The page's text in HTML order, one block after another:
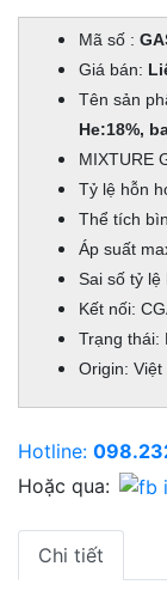
Mã số :
Giá bán:
Tên sản
He:18%,
MIXTURE
Tỷ lệ hỗn
Thể tích
Áp suất
Sai số tỷ lệ
Kết nối:
Trạng thái:
Origin: Việt
Hotline:
Hoặc qua:
Chi tiết